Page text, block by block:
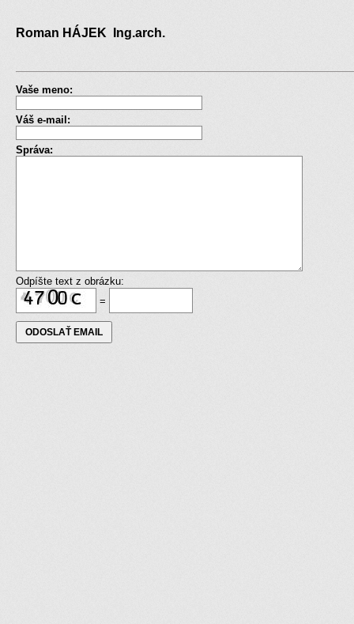
Roman HÁJEK Ing.arch.
Vaše meno:
Váš e-mail:
Správa:
Odpíšte text z obrázku:
=